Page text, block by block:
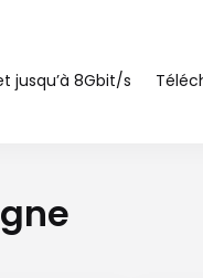
jusqu’à 8Gbit/s